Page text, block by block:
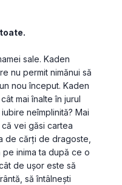
sale. Kaden
nu permit nimănui să
nou început. Kaden
mai înalte în jurul
neîmplinită? Mai
vei găsi cartea
de cărți de dragoste,
inima ta după ce o
de ușor este să
să întâlnești